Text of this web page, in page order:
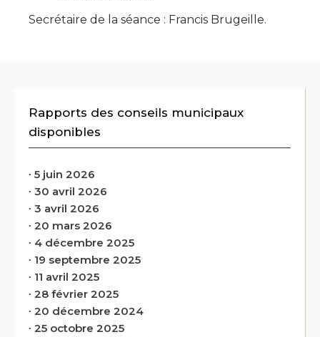
Secrétaire de la séance : Francis Brugeille.
Rapports des conseils municipaux
disponibles
∙ 5 juin 2026
∙ 30 avril 2026
∙ 3 avril 2026
∙ 20 mars 2026
∙ 4 décembre 2025
∙ 19 septembre 2025
∙ 11 avril 2025
∙ 28 février 2025
∙ 20 décembre 2024
∙ 25 octobre 2025